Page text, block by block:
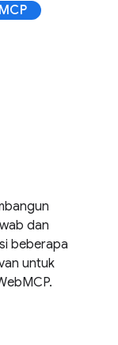
dan
beberapa
untuk